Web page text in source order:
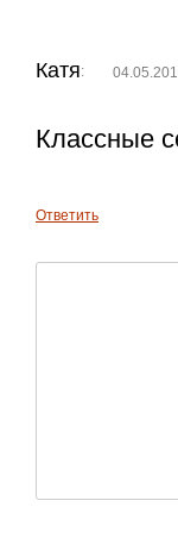
Катя:
Классные
Ответить